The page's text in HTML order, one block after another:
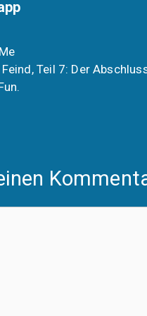
Teil 7: Der